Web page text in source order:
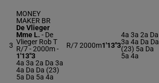
3
MONEY
MAKER BR
De Vlieger
Mme L. - De
Vlieger Rob T
R/7 - 2000m-
1'13"3
4a 3a 2a Da 3a
4a Da Da (23)
5a Da 5a 4a
R/72000m1'13"3
4a 3a 2a Da
3a 4a Da Da
(23) 5a Da
5a 4a